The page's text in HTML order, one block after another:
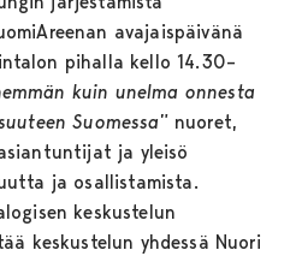
avajaispäivänä
pihalla kello 14.30–
kuin unelma onnesta
Suomessa” nuoret,
ja yleisö
ja osallistamista.
keskustelun
keskustelun yhdessä Nuori